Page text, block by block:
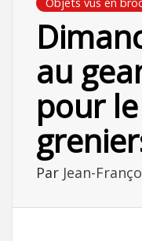
Objets vus en
au
pour
Par Jean-